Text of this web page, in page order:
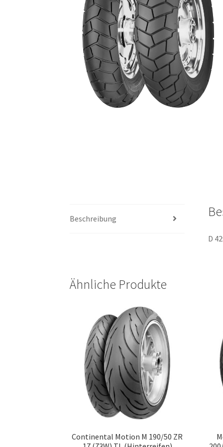
Beschreibung
D
Ähnliche Produkte
Continental Motion M 190/50 ZR